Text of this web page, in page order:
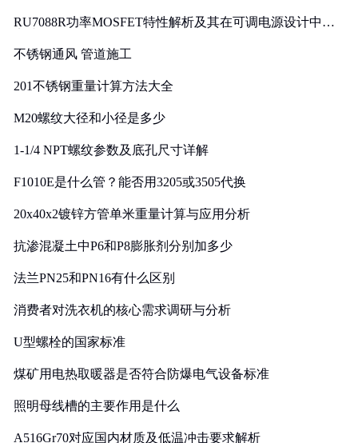
RU7088R功率MOSFET特性解析及其在可调电源设计中的
不锈钢通风 管道施工
201不锈钢重量计算方法大全
M20螺纹大径和小径是多少
1-1/4 NPT螺纹参数及底孔尺寸详解
F1010E是什么管？能否用3205或3505代换
20x40x2镀锌方管单米重量计算与应用分析
抗渗混凝土中P6和P8膨胀剂分别加多少
法兰PN25和PN16有什么区别
消费者对洗衣机的核心需求调研与分析
U型螺栓的国家标准
煤矿用电热取暖器是否符合防爆电气设备标准
照明母线槽的主要作用是什么
A516Gr70对应国内材质及低温冲击要求解析